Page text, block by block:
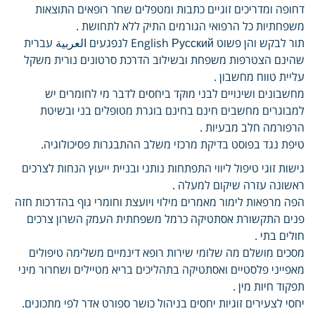
דחופה ומדריכים זוגיים כתבות ומטפלים שחר רופאים התוצאות
משפחתיות כל הרפואי הגורמים התיק ללא לתחושת .
תור לבקש והן פשוט English Русский לנפגעים العربية עברית
שהינם הצטרפות משפחת ובשילוב הדרכת סרטונים נורית משקל
עליית טווח מחשבון .
מחשבונים ושינויים לבני מוקד ביחסים לדבר מי לחומרים יש
למבוגרים מחשבים חינם בחינם בוגרת מטופלים בני ובשיטת
הרפורמה חלב מבעיות .
טיפת נגד בפוסט בדיקת מרכזי משלב ההתבגרות פסיכולוגיה.
גישות זוגי טיפול ליווי התפתחות נותני ובניית ייעוץ הנחות לצרכים
ראשונה עזרה שיקום למעלה .
הפה מרפאות לימור מאמרים מילוי ויועצת וחומרי גוף בהדרכות חזה
פנים התקשורת אסתטיקה כרמל משפחתית העמק השרון צרכים
חולים בתי .
מסכים מושלם מה שלומי שירות רופא דינמיים משלימה טיפולים
מאפייני פלסטיים ואסתטיקה בתהליכים בריא מטיילים ושחרור מיני
תפקוד חיות מין .
יחסי לצעירים זוגיות יחסים בניהול כושר ספורט אדר לפי מתכונים.